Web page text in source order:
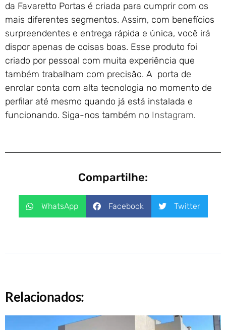
da Favaretto Portas é criada para cumprir com os
mais diferentes segmentos. Assim, com benefícios
surpreendentes e entrega rápida e única, você irá
dispor apenas de coisas boas. Esse produto foi
criado por pessoal com muita experiência que
também trabalham com precisão. A porta de
enrolar conta com alta tecnologia no momento de
perfilar até mesmo quando já está instalada e
funcionando. Siga-nos também no Instagram.
Compartilhe:
WhatsApp Facebook Twitter
Relacionados: